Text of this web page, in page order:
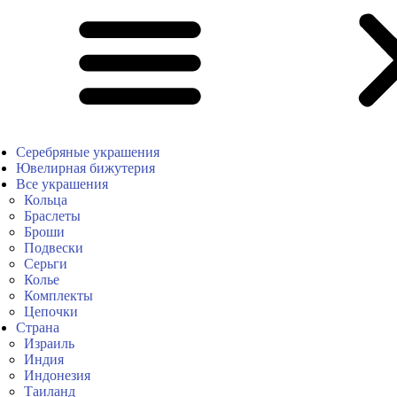
Серебряные украшения
Ювелирная бижутерия
Все украшения
Кольца
Браслеты
Броши
Подвески
Серьги
Колье
Комплекты
Цепочки
Страна
Израиль
Индия
Индонезия
Таиланд